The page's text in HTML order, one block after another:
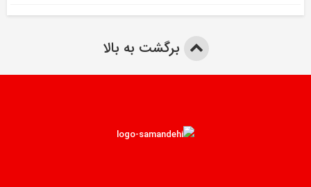
برگشت به بالا